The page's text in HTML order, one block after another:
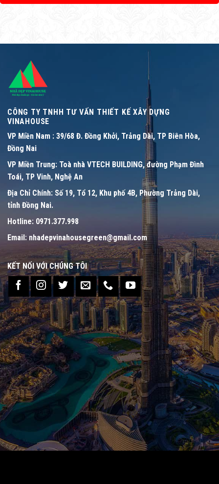
CÔNG TY TNHH TƯ VẤN THIẾT KẾ XÂY DỰNG
VINAHOUSE
VP Miền Nam : 39/68 Đ. Đồng Khởi, Trảng Dài, TP Biên Hòa,
Đồng Nai
VP Miền Trung: Toà nhà VTECH BUILDING, đường Phạm Đình
Toái, TP Vinh, Nghệ An
Địa Chỉ Chính: Số 19, Tổ 12, Khu phố 4B, Phường Trảng Dài,
tỉnh Đồng Nai.
Hotline: 0971.377.998
Email: nhadepvinahousegreen@gmail.com
KẾT NỐI VỚI CHÚNG TÔI